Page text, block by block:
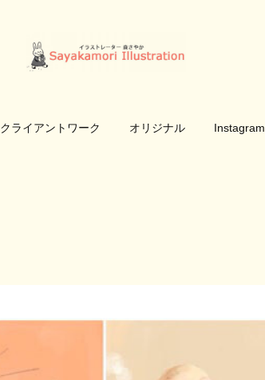
クライアントワーク オリジナル Instagram